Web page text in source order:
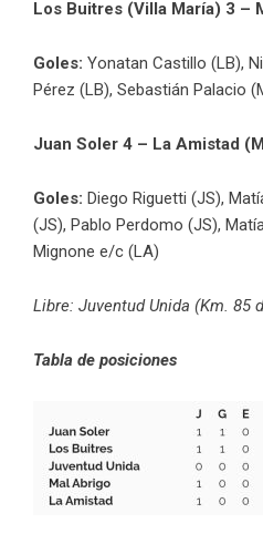
Los Buitres (Villa María) 3 –
Goles: Yonatan Castillo (LB),
Pérez (LB), Sebastián Palacio
Juan Soler 4 – La Amistad
Goles: Diego Riguetti (JS),
(JS), Pablo Perdomo (JS),
Mignone e/c (LA)
Libre: Juventud Unida (Km. 85
Tabla de posiciones